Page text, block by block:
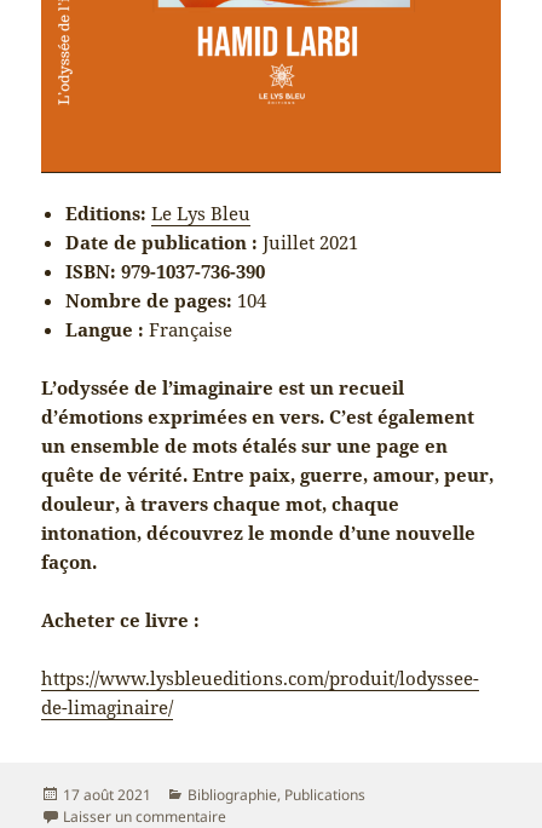
Editions:Le Lys Bleu
Date de publication :Juillet 2021
ISBN: 979-1037-736-390
Nombre de pages: 104
Langue : Française
L’odyssée de l’imaginaire est un recueil
d’émotions exprimées en vers. C’est également
un ensemble de mots étalés sur une page en
quête de vérité. Entre paix, guerre, amour, peur,
douleur, à travers chaque mot, chaque
intonation, découvrez le monde d’une nouvelle
façon.
Acheter ce livre :
https://www.lysbleueditions.com/produit/lodyssee-
de-limaginaire/
Publié
le
17 août 2021 Catégories
Bibliographie, Publications
Laisser un commentairesur L’odyssée de l’imaginaire